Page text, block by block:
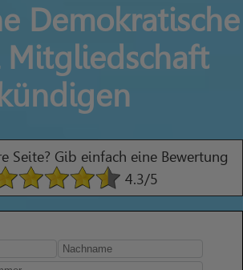
Demokratische
Mitgliedschaft
kündigen
Seite? Gib einfach eine Bewertung
4.3/5